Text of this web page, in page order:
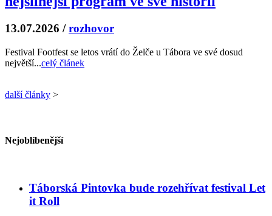
13.07.2026 / rozhovor
Festival Footfest se letos vrátí do Želče u Tábora ve své dosud
největší...celý článek
další články >
Nejoblíbenější
Táborská Pintovka bude rozehřívat festival Let
it Roll